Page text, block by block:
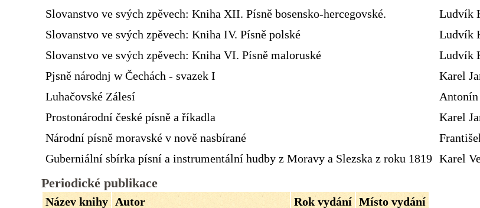
Slovanstvo ve svých zpěvech: Kniha XII. Písně bosensko-hercegovské.
Ludvík
Slovanstvo ve svých zpěvech: Kniha IV. Písně polské
Ludvík
Slovanstvo ve svých zpěvech: Kniha VI. Písně maloruské
Ludvík
Pjsně národnj w Čechách - svazek I
Karel
Luhačovské Zálesí
Prostonárodní české písně a říkadla
Karel
Národní písně moravské v nově nasbírané
Guberniální sbírka písní a instrumentální hudby z Moravy a Slezska z roku 1819 Karel
Periodické publikace
Název knihy Autor Rok vydání Místo vydání